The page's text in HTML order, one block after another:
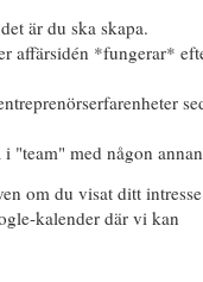
är du ska skapa.
affärsidén *fungerar*
"team" med någon
om du visat ditt intresse
kalender där vi kan